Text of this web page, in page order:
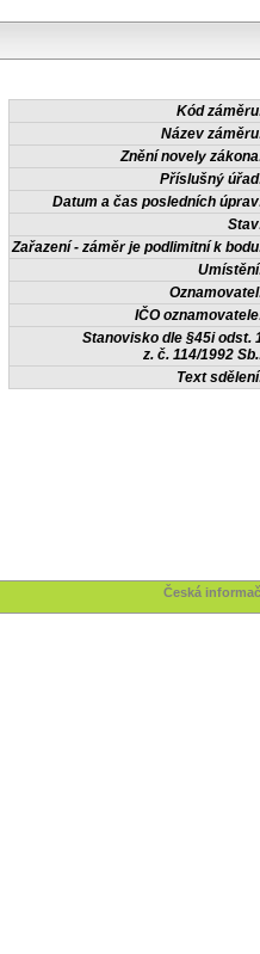
Kód
Název
Znění novely
Příslušný
Datum a čas posledních
Zařazení - záměr je podlimitní k
IČO
Stanovisko dle §45i odst.
z. č. 114/1992
Text
Česká